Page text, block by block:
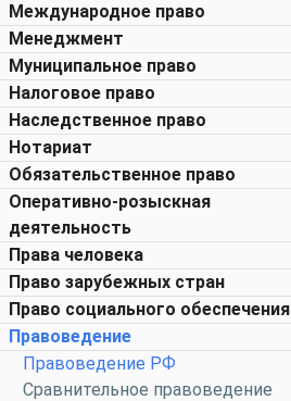
Международное право
Менеджмент
Муниципальное право
Налоговое право
Наследственное право
Нотариат
Обязательственное право
Оперативно-розыскная
деятельность
Права человека
Право зарубежных стран
Право социального обеспечения
Правоведение
Правоведение РФ
Сравнительное правоведение